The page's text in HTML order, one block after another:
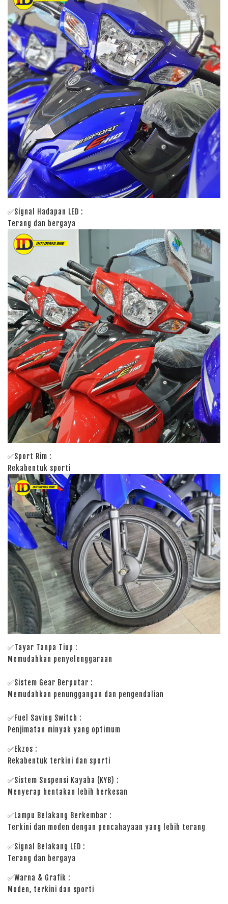
✅Signal Hadapan LED :
Terang dan bergaya
✅Sport Rim :
Rekabentuk sporti
✅Tayar Tanpa Tiup :
Memudahkan penyelenggaraan
✅Sistem Gear Berputar :
Memudahkan penunggangan dan pengendalian
✅Fuel Saving Switch :
Penjimatan minyak yang optimum
✅Ekzos :
Rekabentuk terkini dan sporti
✅Sistem Suspensi Kayaba (KYB) :
Menyerap hentakan lebih berkesan
✅Lampu Belakang Berkembar :
Terkini dan moden dengan pencahayaan yang lebih terang
✅Signal Belakang LED :
Terang dan bergaya
✅Warna & Grafik :
Moden, terkini dan sporti